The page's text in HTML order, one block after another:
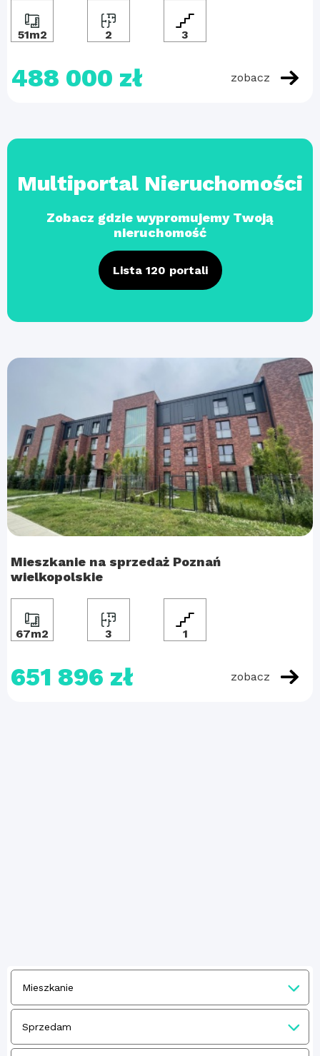
51m2 2 3
488 000 zł zobacz
Multiportal Nieruchomości
Zobacz gdzie wypromujemy Twoją
nieruchomość
Lista 120 portali
Mieszkanie na sprzedaż Poznań
wielkopolskie
67m2 3 1
651 896 zł zobacz